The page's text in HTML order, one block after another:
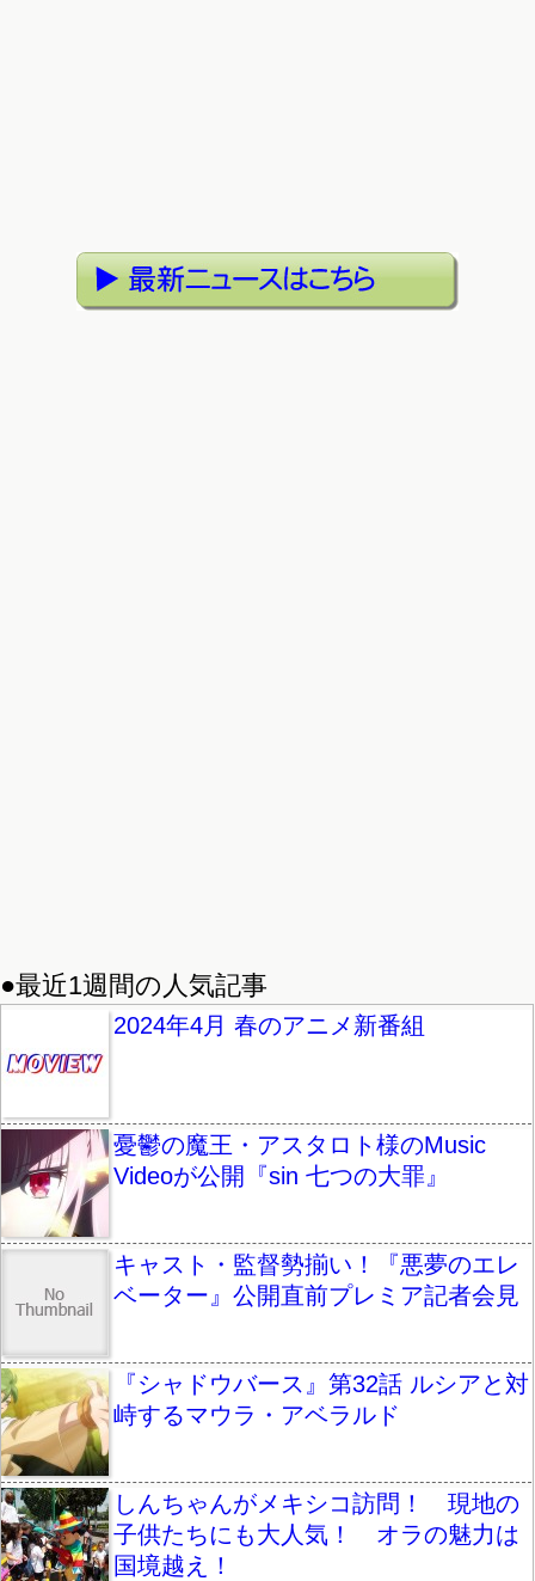
●最近1週間の人気記事
2024年4月 春のアニメ新番組
憂鬱の魔王・アスタロト様のMusic
Videoが公開『sin 七つの大罪』
キャスト・監督勢揃い！『悪夢のエレ
ベーター』公開直前プレミア記者会見
『シャドウバース』第32話 ルシアと対
峙するマウラ・アベラルド
しんちゃんがメキシコ訪問！ 現地の
子供たちにも大人気！ オラの魅力は
国境越え！